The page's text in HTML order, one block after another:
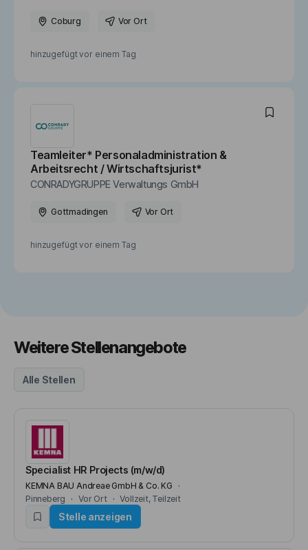
Coburg Vor Ort
hinzugefügt vor einem Tag
Teamleiter* Personaladministration &
Arbeitsrecht / Wirtschaftsjurist*
CONRADYGRUPPE Verwaltungs GmbH
Gottmadingen Vor Ort
hinzugefügt vor einem Tag
Weitere Stellenangebote
Alle Stellen
Specialist HR Projects (m/w/d)
KEMNA BAU Andreae GmbH & Co. KG
Pinneberg
Vor Ort Vollzeit Teilzeit
Stelle anzeigen